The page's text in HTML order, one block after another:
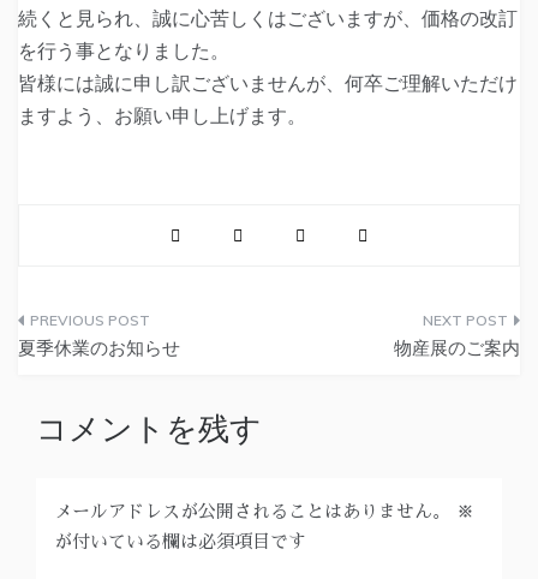
続くと見られ、誠に心苦しくはございますが、価格の改訂
を行う事となりました。
皆様には誠に申し訳ございませんが、何卒ご理解いただけ
ますよう、お願い申し上げます。
夏季休業のお知らせ 物産展のご案内
コメントを残す
メールアドレスが公開されることはありません。
※
が付いている欄は必須項目です